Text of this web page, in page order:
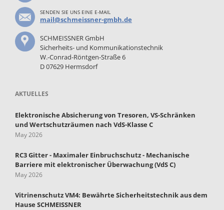
SENDEN SIE UNS EINE E-MAIL
mail@schmeissner-gmbh.de
SCHMEISSNER GmbH
Sicherheits- und Kommunikationstechnik
W.-Conrad-Röntgen-Straße 6
D 07629 Hermsdorf
AKTUELLES
Elektronische Absicherung von Tresoren, VS-Schränken
und Wertschutzräumen nach VdS-Klasse C
May 2026
RC3 Gitter - Maximaler Einbruchschutz - Mechanische
Barriere mit elektronischer Überwachung (VdS C)
May 2026
Vitrinenschutz VM4: Bewährte Sicherheitstechnik aus dem
Hause SCHMEISSNER